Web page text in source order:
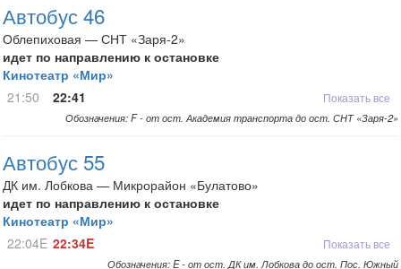
Автобус 46
Облепиховая — СНТ «Заря-2»
идет по направлению к остановке
Кинотеатр «Мир»
21:50
22:41 Показать все
Обозначения: F - от ост. Академия транспорта до ост. СНТ «Заря-2»
Автобус 55
ДК им. Лобкова — Микрорайон «Булатово»
идет по направлению к остановке
Кинотеатр «Мир»
22:04E 22:34E Показать все
Обозначения: E - от ост. ДК им. Лобкова до ост. Пос. Южный